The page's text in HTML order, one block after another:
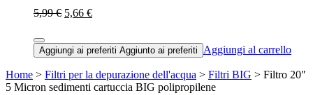
5,99 € 5,66 €
Aggiungi ai preferiti Aggiunto ai preferiti Aggiungi al carrello
Home > Filtri per la depurazione dell'acqua > Filtri BIG > Filtro 20″
5 Micron sedimenti cartuccia BIG polipropilene